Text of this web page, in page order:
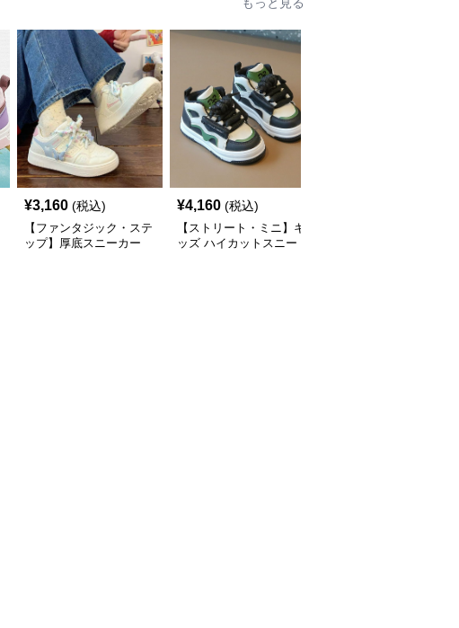
¥3,160 (税込)
【ファンタジック・ステ
ップ】厚底スニーカー
¥4,160 (税込)
【ストリート・ミニ】キ
ッズ ハイカットスニー